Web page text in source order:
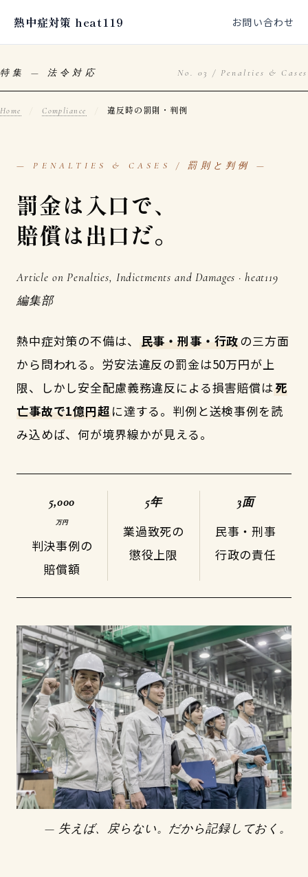
熱中症対策 heat119 お問い合わせ
特集 — 法令対応 No. 03 / Penalties & Cases
Home Compliance 違反時の罰則・判例
— PENALTIES & CASES / 罰則と判例 —
罰金は入口で、
賠償は出口だ。
Article on Penalties, Indictments and Damages · heat119
編集部
熱中症対策の不備は、 民事・刑事・行政の三方面
から問われる。労安法違反の罰金は50万円が上
限、しかし安全配慮義務違反による損害賠償は死
亡事故で1億円超 に達する。判例と送検事例を読
み込めば、何が境界線かが見える。
5,000
万円
判決事例の
賠償額
5年
業過致死の
懲役上限
3面
民事・刑事
行政の責任
— 失えば、戻らない。だから記録しておく。